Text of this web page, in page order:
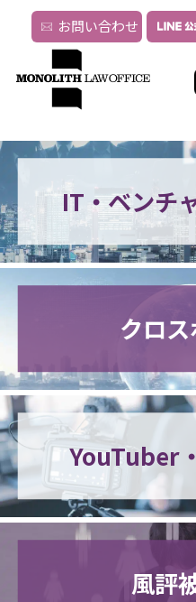
お問い合わせ
IT・ベンチ
クロ
YouTuber
風評